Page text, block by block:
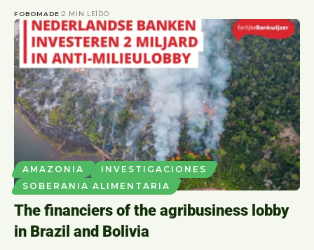
FOBOMADE 2 MIN LEÍDO
AMAZONIA
INVESTIGACIONES
SOBERANIA ALIMENTARIA
The financiers of the agribusiness lobby
in Brazil and Bolivia